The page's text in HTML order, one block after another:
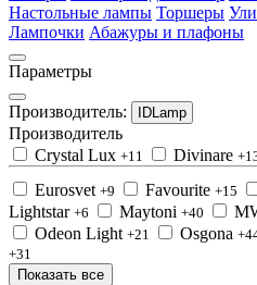
Настольные лампы Торшеры
Лампочки Абажуры и плафоны
Параметры
Производитель: IDLamp
Производитель
Crystal Lux +11 Divinare
Eurosvet +9 Favourite +15
Lightstar +6 Maytoni +40
Odeon Light +21 Osgona
+31
Показать все